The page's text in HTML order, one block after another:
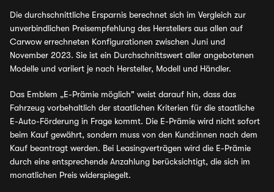
Die durchschnittliche Ersparnis berechnet sich im Vergleich zur
unverbindlichen Preisempfehlung des Herstellers aus allen auf
Carwow errechneten Konfigurationen zwischen Juni und
November 2023. Sie ist ein Durchschnittswert aller angebotenen
Modelle und variiert je nach Hersteller, Modell und Händler.
Das Emblem „E-Prämie möglich" weist darauf hin, dass das
Fahrzeug vorbehaltlich der staatlichen Kriterien für die staatliche
E-Auto-Förderung in Frage kommt. Die E-Prämie wird nicht sofort
beim Kauf gewährt, sondern muss von den Kund:innen nach dem
Kauf beantragt werden. Bei Leasingverträgen wird die E-Prämie
durch eine entsprechende Anzahlung berücksichtigt, die sich im
monatlichen Preis widerspiegelt.